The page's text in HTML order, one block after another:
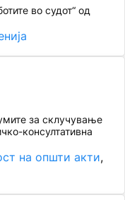
во судот“ од
за склучување
консултативна
на општи акти ,